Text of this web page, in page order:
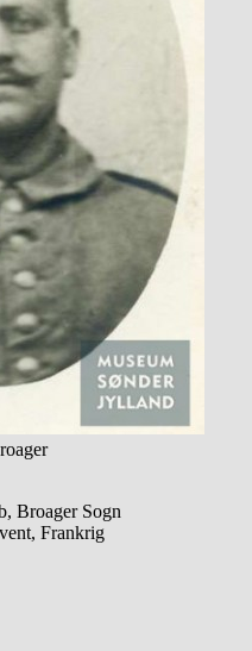
Broager Sogn
Frankrig